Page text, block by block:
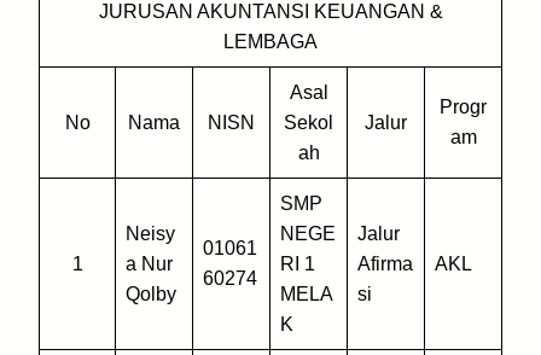
JURUSAN AKUNTANSI KEUANGAN &
LEMBAGA
No Nama NISN
Asal
Sekol
ah
Jalur
Progr
am
1
Neisy
a Nur
Qolby
01061
60274
SMP
NEGE
RI 1
MELA
K
Jalur
Afirma
si
AKL